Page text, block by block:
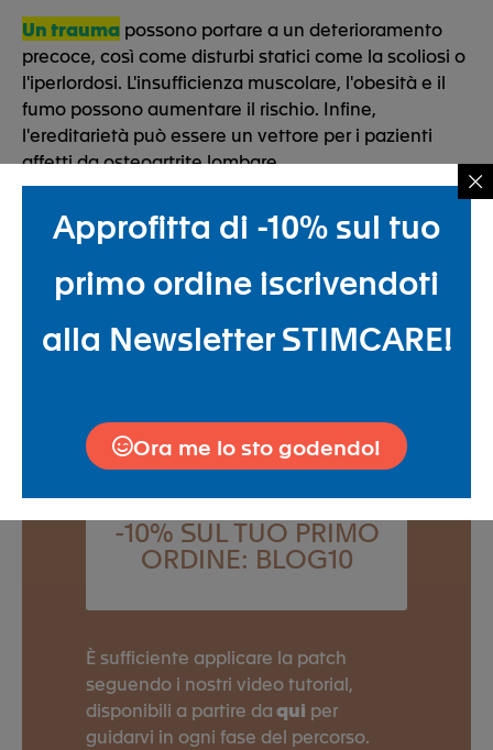
Un trauma possono portare a un deterioramento
precoce, così come disturbi statici come la scoliosi o
l'iperlordosi. L'insufficienza muscolare, l'obesità e il
fumo possono aumentare il rischio. Infine,
l'ereditarietà può essere un vettore per i pazienti
affetti da osteoartrite lombare.
ARTICOLARI CON I CEROTTI
STIMCARE
-10% SUL TUO PRIMO
ORDINE: BLOG10
È sufficiente applicare la patch
seguendo i nostri video tutorial,
disponibili a partire daqui per
guidarvi in ogni fase del percorso.
Approfitta di -10% sul tuo
primo ordine iscrivendoti
alla Newsletter STIMCARE!
Ora me lo sto godendo!